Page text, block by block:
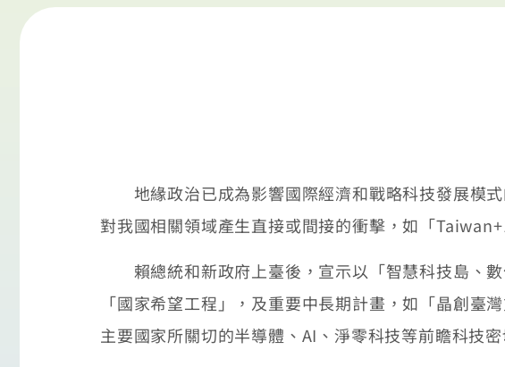
地緣政治已成為影響國際經濟和戰略科技發展模式
對我國相關領域產生直接或間接的衝擊，如「
賴總統和新政府上臺後，宣示以「智慧科技島、數
「國家希望工程」，及重要中長期計畫，如「晶創
主要國家所關切的半導體、AI、淨零科技等前瞻科技密